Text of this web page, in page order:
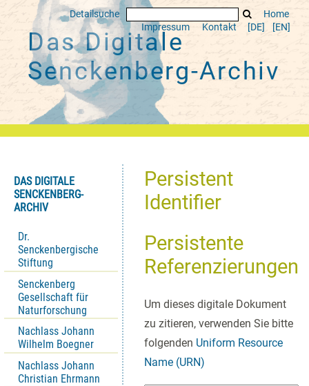
Detailsuche
Home
Impressum
Kontakt [DE] [EN]
Das Digitale
Senckenberg-Archiv
DAS DIGITALE
SENCKENBERG-
ARCHIV
Dr.
Senckenbergische
Stiftung
Senckenberg
Gesellschaft für
Naturforschung
Nachlass Johann
Wilhelm Boegner
Nachlass Johann
Christian Ehrmann
Persistent
Identifier
Persistente
Referenzierungen
Um dieses digitale Dokument
zu zitieren, verwenden Sie bitte
folgenden Uniform Resource
Name (URN)